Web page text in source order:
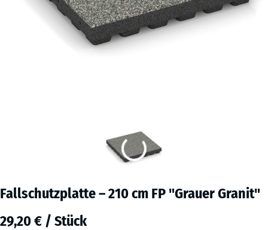
Fallschutzplatte – 210 cm FP "Grauer Granit"
29,20 € / Stück